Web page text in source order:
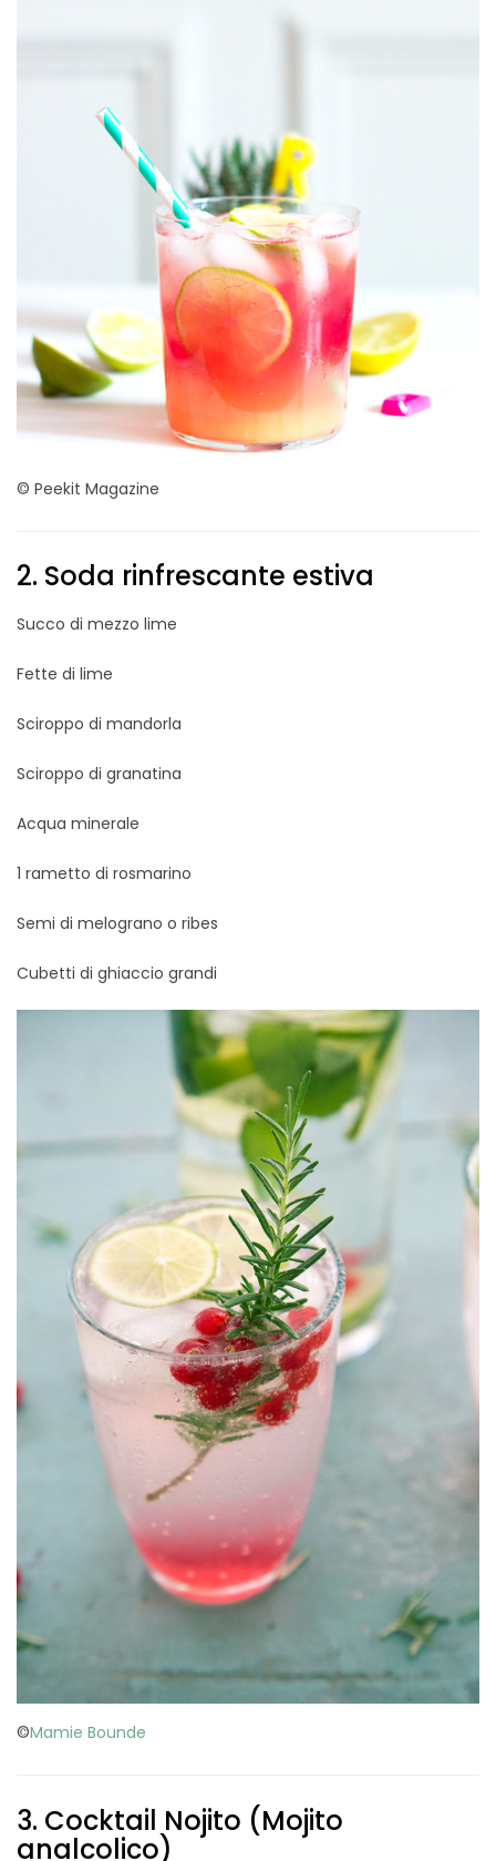
© Peekit Magazine
2. Soda rinfrescante estiva
Succo di mezzo lime
Fette di lime
Sciroppo di mandorla
Sciroppo di granatina
Acqua minerale
1 rametto di rosmarino
Semi di melograno o ribes
Cubetti di ghiaccio grandi
©Mamie Bounde
3. Cocktail Nojito (Mojito
analcolico)